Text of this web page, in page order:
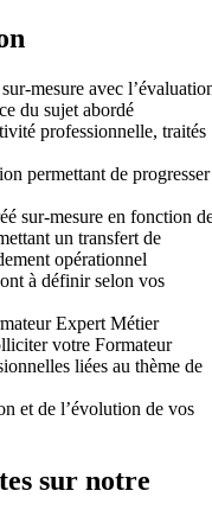
mesure avec
du sujet abordé
professionnelle, traités
permettant de progresser
sur-mesure en fonction
un transfert de
opérationnel
à définir selon vos
Expert Métier
votre Formateur
liées au thème de
et de l’évolution de vos
sur notre